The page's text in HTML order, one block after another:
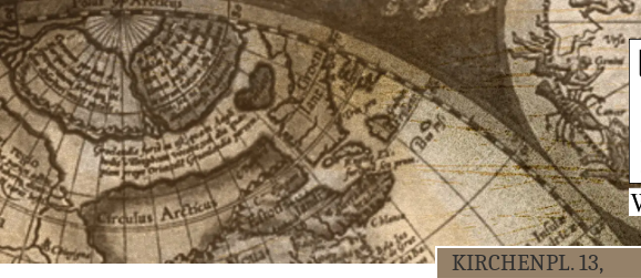
KIR­CHEN­PL. 13,